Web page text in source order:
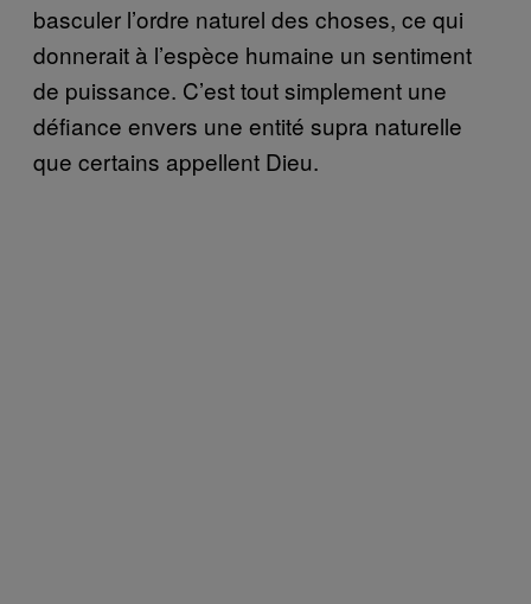
basculer l’ordre naturel des choses, ce qui
donnerait à l’espèce humaine un sentiment
de puissance. C’est tout simplement une
défiance envers une entité supra naturelle
que certains appellent Dieu.